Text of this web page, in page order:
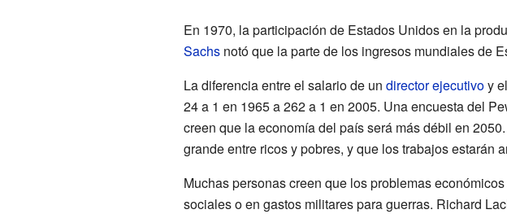
En 1970, la participación de Estados Unidos en la
Sachsnotó que la parte de los ingresos mundiales de
La diferencia entre el salario de un director ejecutivoy
24 a 1 en 1965 a 262 a 1 en 2005. Una encuesta del
creen que la economía del país será más débil en
grande entre ricos y pobres, y que los trabajos estarán
Muchas personas creen que los problemas
sociales o en gastos militares para guerras. Richard